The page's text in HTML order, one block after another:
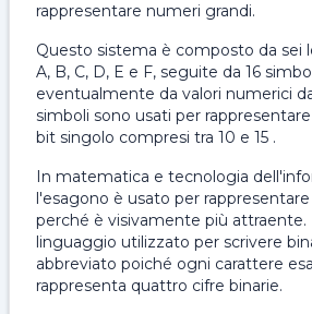
rappresentare numeri grandi.
Questo sistema è composto da sei
A, B, C, D, E e F, seguite da 16
eventualmente da valori numerici
simboli sono usati per
bit singolo compresi tra 10 e 15 .
In matematica e tecnologia
l'esagono è usato per rappresentare
perché è visivamente più attraente.
linguaggio utilizzato per scrivere
abbreviato poiché ogni carattere
rappresenta quattro cifre binarie.